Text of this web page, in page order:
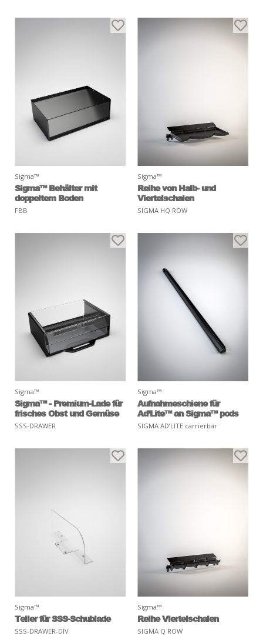
Sigma™
Sigma™ Behälter mit
doppeltem Boden
FBB
Sigma™
Reihe von Halb- und
Viertelschalen
SIGMA HQ ROW
Sigma™
Sigma™ - Premium-Lade für
frisches Obst und Gemüse
SSS-DRAWER
Sigma™
Aufnahmeschiene für
Ad’Lite™ an Sigma™ pods
SIGMA AD’LITE carrierbar
Sigma™
Teiler für SSS-Schublade
SSS-DRAWER-DIV
Sigma™
Reihe Viertelschalen
SIGMA Q ROW